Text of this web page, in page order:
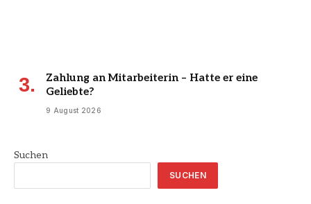
Zahlung an Mitarbeiterin – Hatte er eine
Geliebte?
9 August 2026
Suchen
SUCHEN